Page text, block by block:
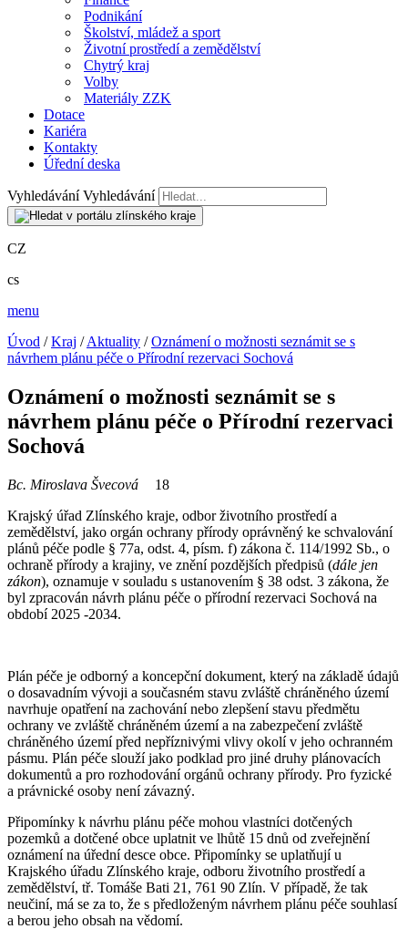
Podnikání
Školství, mládež a sport
Životní prostředí a zemědělství
Chytrý kraj
Volby
Materiály ZZK
Dotace
Kariéra
Kontakty
Úřední deska
Vyhledávání Vyhledávání
CZ
cs
menu
Úvod /Kraj /Aktuality /Oznámení o možnosti seznámit se s
návrhem plánu péče o Přírodní rezervaci Sochová
Oznámení o možnosti seznámit se s
návrhem plánu péče o Přírodní rezervaci
Sochová
Bc. Miroslava Švecová
18
Krajský úřad Zlínského kraje, odbor životního prostředí a
zemědělství, jako orgán ochrany přírody oprávněný ke schvalování
plánů péče podle § 77a, odst. 4, písm. f) zákona č. 114/1992 Sb., o
ochraně přírody a krajiny, ve znění pozdějších předpisů (dále jen
zákon), oznamuje v souladu s ustanovením § 38 odst. 3 zákona, že
byl zpracován návrh plánu péče o přírodní rezervaci Sochová na
období 2025 -2034.
Plán péče je odborný a koncepční dokument, který na základě údajů
o dosavadním vývoji a současném stavu zvláště chráněného území
navrhuje opatření na zachování nebo zlepšení stavu předmětu
ochrany ve zvláště chráněném území a na zabezpečení zvláště
chráněného území před nepříznivými vlivy okolí v jeho ochranném
pásmu. Plán péče slouží jako podklad pro jiné druhy plánovacích
dokumentů a pro rozhodování orgánů ochrany přírody. Pro fyzické
a právnické osoby není závazný.
Připomínky k návrhu plánu péče mohou vlastníci dotčených
pozemků a dotčené obce uplatnit ve lhůtě 15 dnů od zveřejnění
oznámení na úřední desce obce. Připomínky se uplatňují u
Krajského úřadu Zlínského kraje, odboru životního prostředí a
zemědělství, tř. Tomáše Bati 21, 761 90 Zlín. V případě, že tak
neučiní, má se za to, že s předloženým návrhem plánu péče souhlasí
a berou jeho obsah na vědomí.